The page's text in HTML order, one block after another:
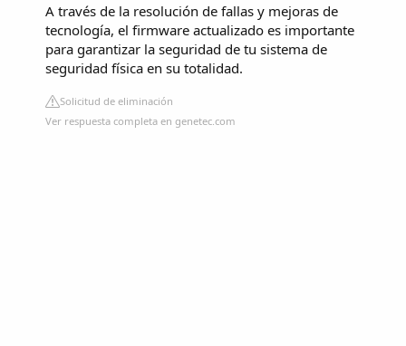
A través de la resolución de fallas y mejoras de
tecnología, el firmware actualizado es importante
para garantizar la seguridad de tu sistema de
seguridad física en su totalidad.
Solicitud de eliminación
Ver respuesta completa en genetec.com